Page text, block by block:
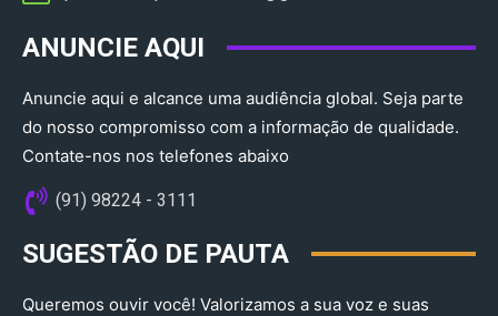
ANUNCIE AQUI
Anuncie aqui e alcance uma audiência global. Seja parte
do nosso compromisso com a informação de qualidade.
Contate-nos nos telefones abaixo
(91) 98224 - 3111
SUGESTÃO DE PAUTA
Queremos ouvir você! Valorizamos a sua voz e suas